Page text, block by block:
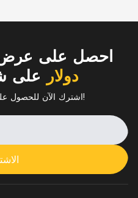
احصل على
دولار على
اشترك الآن للحصول على هدية مع طلبك الأول!